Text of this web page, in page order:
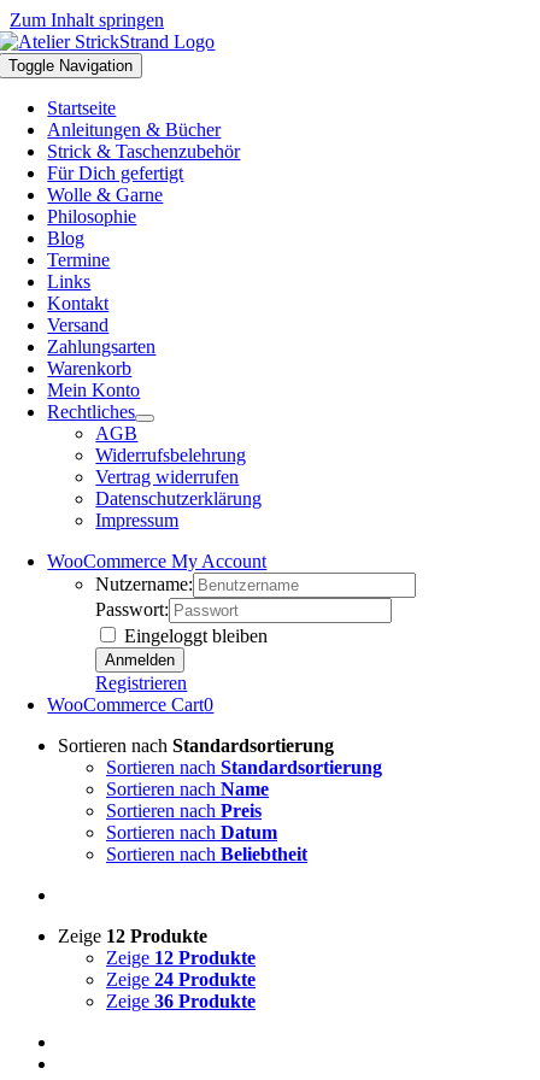
Zum Inhalt springen
Toggle Navigation
Startseite
Anleitungen & Bücher
Strick & Taschenzubehör
Für Dich gefertigt
Wolle & Garne
Philosophie
Blog
Termine
Links
Kontakt
Versand
Zahlungsarten
Warenkorb
Mein Konto
Rechtliches
AGB
Widerrufsbelehrung
Vertrag widerrufen
Datenschutzerklärung
Impressum
WooCommerce My Account
Nutzername:
Passwort:
Eingeloggt bleiben
Registrieren
WooCommerce Cart0
Sortieren nach Standardsortierung
Sortieren nach Standardsortierung
Sortieren nach Name
Sortieren nach Preis
Sortieren nach Datum
Sortieren nach Beliebtheit
Zeige 12 Produkte
Zeige 12 Produkte
Zeige 24 Produkte
Zeige 36 Produkte